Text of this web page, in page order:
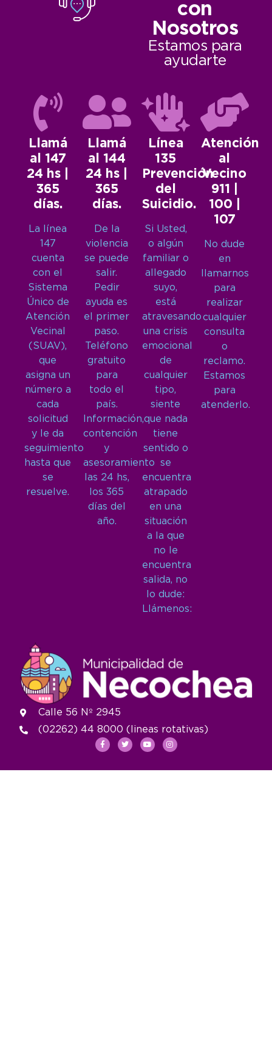
con
Nosotros
Estamos para
ayudarte
Llamá
al 147
24 hs |
365
días.
La línea
147
cuenta
con el
Sistema
Único de
Atención
Vecinal
(SUAV),
que
asigna un
número a
cada
solicitud
y le da
seguimiento
hasta que
se
resuelve.
Llamá
al 144
24 hs |
365
días.
De la
violencia
se puede
salir.
Pedir
ayuda es
el primer
paso.
Teléfono
gratuito
para
todo el
país.
Información,
contención
y
asesoramiento
las 24 hs,
los 365
días del
año.
Línea
135
Prevención
del
Suicidio.
Si Usted,
o algún
familiar o
allegado
suyo,
está
atravesando
una crisis
emocional
de
cualquier
tipo,
siente
que nada
tiene
sentido o
se
encuentra
atrapado
en una
situación
a la que
no le
encuentra
salida, no
lo dude:
Llámenos:
Atención
al
Vecino
911 |
100 |
107
No dude
en
llamarnos
para
realizar
cualquier
consulta
o
reclamo.
Estamos
para
atenderlo.
Calle 56 Nº 2945
(02262) 44 8000 (lineas rotativas)